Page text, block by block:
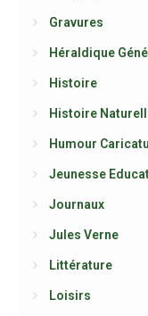
Gravures
Héraldique
Histoire
Histoire
Humour
Jeunesse
Journaux
Jules Verne
Littérature
Loisirs